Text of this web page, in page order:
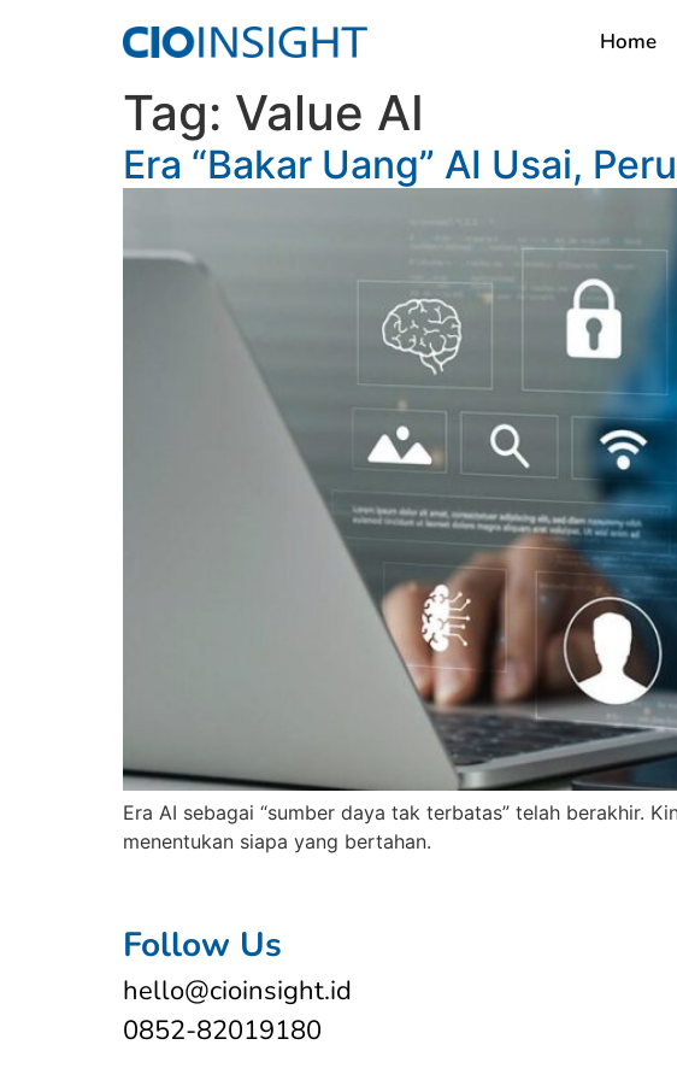
Home
Tag: Value AI
Era “Bakar Uang” AI Usai,
Era AI sebagai “sumber daya tak terbatas” telah berakhir.
menentukan siapa yang bertahan.
Follow Us
hello@cioinsight.id
0852-82019180